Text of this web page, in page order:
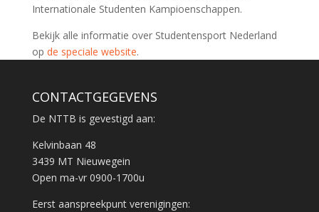
Internationale Studenten Kampioenschappen.
Bekijk alle informatie over Studentensport Nederland
op de speciale website.
CONTACTGEGEVENS
De NTTB is gevestigd aan:
Kelvinbaan 48
3439 MT Nieuwegein
Open ma-vr 0900-1700u
Eerst aanspreekpunt verenigingen: